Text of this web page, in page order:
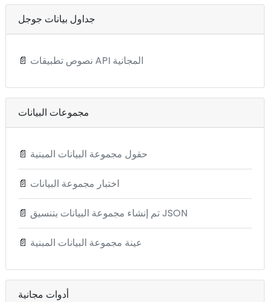
جداول بيانات جوجل
📄 نصوص تطبيقات API المجانية
مجموعات البيانات
📄 حقول مجموعة البيانات المبنية
📄 اختبار مجموعة البيانات
📄 تم إنشاء مجموعة البيانات بتنسيق JSON
📄 عينة مجموعة البيانات المبنية
أدوات مجانية